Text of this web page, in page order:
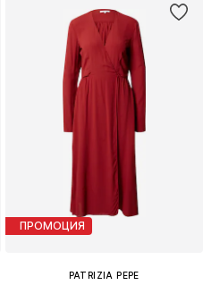
ПРОМОЦИЯ
PATRIZIA PEPE